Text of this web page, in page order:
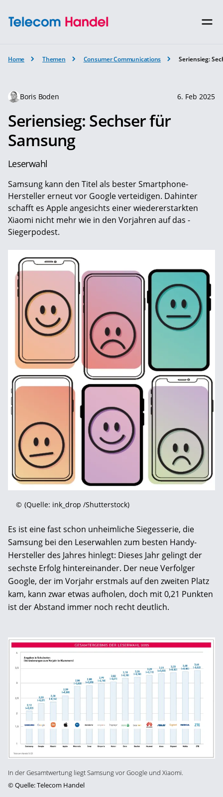
Home Themen Consumer Communications Seriensieg:
Boris Boden 6. Feb 2025
Seriensieg: Sechser für
Samsung
Leserwahl
Samsung kann den Titel als bester Smartphone-
Hersteller erneut vor Google verteidigen. Dahinter
schafft es Apple angesichts einer wiedererstarkten
Xiaomi nicht mehr wie in den Vorjahren auf das ­
Siegerpodest.
© (Quelle: ink_drop /Shutterstock)
Es ist eine fast schon unheimliche Siegesserie, die
Samsung bei den Leserwahlen zum besten Handy-
Hersteller des Jahres hinlegt: Dieses Jahr gelingt der
sechste Erfolg hintereinander. Der neue Verfolger
Google, der im Vorjahr erstmals auf den zweiten Platz
kam, kann zwar etwas aufholen, doch mit 0,21 Punkten
ist der Abstand immer noch recht deutlich.
In der Gesamtwertung liegt Samsung vor Google und Xiaomi.
©Quelle: Telecom Handel